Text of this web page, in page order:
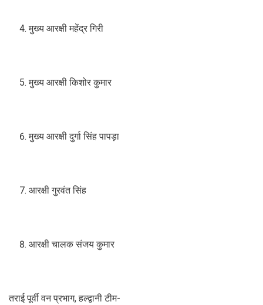
मुख्य आरक्षी महेंद्र गिरी
मुख्य आरक्षी किशोर कुमार
मुख्य आरक्षी दुर्गा सिंह पापड़ा
आरक्षी गुरवंत सिंह
आरक्षी चालक संजय कुमार
तराई पूर्वी वन प्रभाग, हल्द्वानी टीम-